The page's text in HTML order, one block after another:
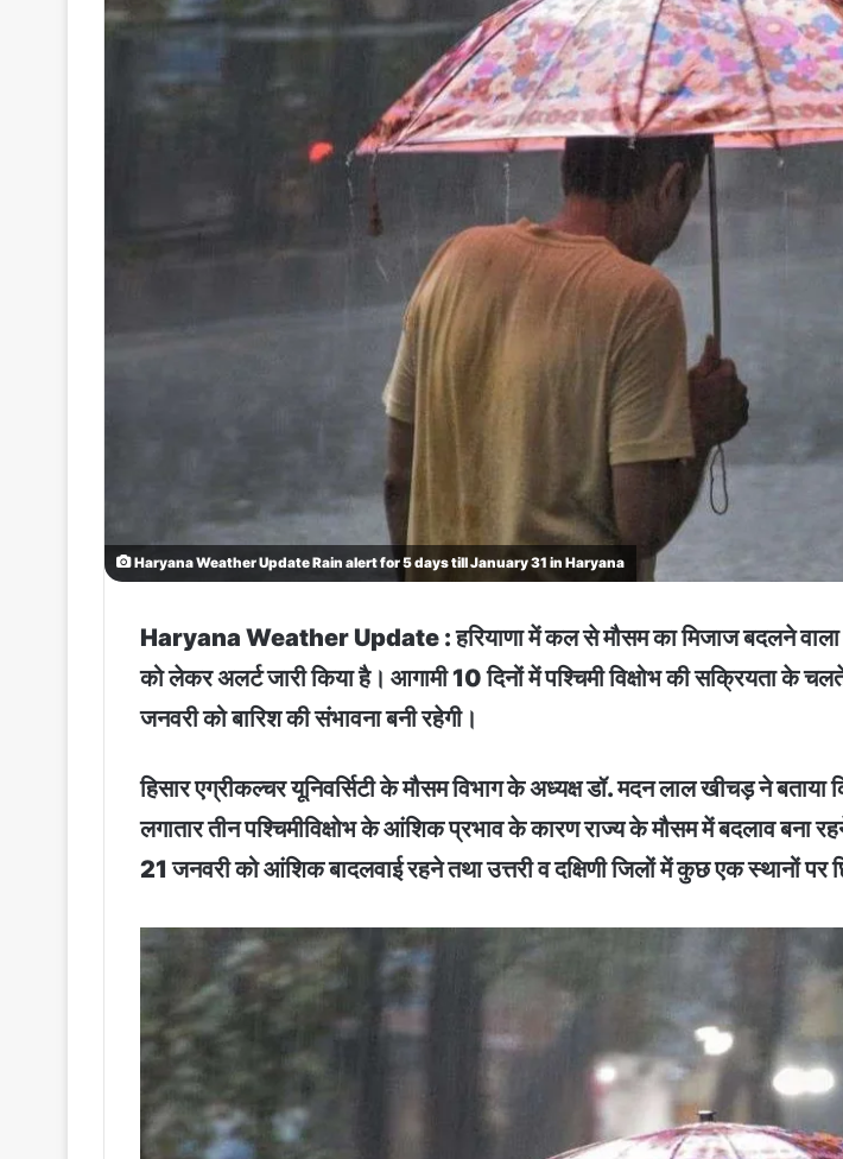
Haryana Weather Update Rain alert for 5 days till January 31 in Haryana
Haryana Weather Update : हरियाणा में कल से मौसम का मिजाज बदलने वाला है।
को लेकर अलर्ट जारी किया है। आगामी 10 दिनों में पश्चिमी विक्षोभ की सक्रियता
जनवरी को बारिश की संभावना बनी रहेगी।
हिसार एग्रीकल्चर यूनिवर्सिटी के मौसम विभाग के अध्यक्ष डॉ. मदन लाल खीचड़ ने
लगातार तीन पश्चिमीविक्षोभ के आंशिक प्रभाव के कारण राज्य के मौसम में बदलाव बना
21 जनवरी को आंशिक बादलवाई रहने तथा उत्तरी व दक्षिणी जिलों में कुछ एक स्थानों पर